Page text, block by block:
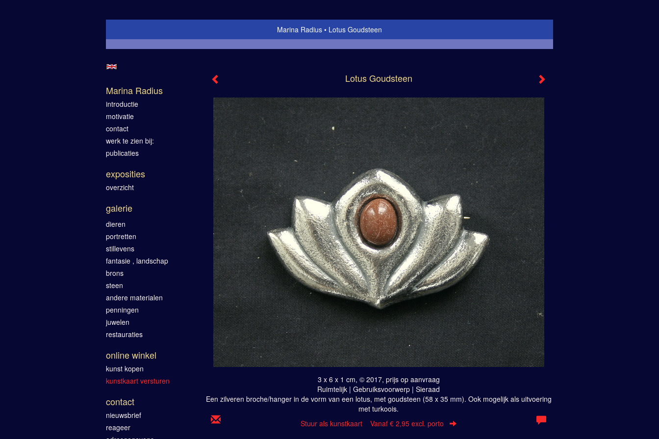
Marina Radius Lotus Goudsteen
Lotus Goudsteen
3 x 6 x 1 cm, © 2017, prijs op aanvraag
Ruimtelijk | Gebruiksvoorwerp | Sieraad
Een zilveren broche/hanger in de vorm van een lotus, met goudsteen (58 x 35 mm). Ook mogelijk als uitvoering
met turkoois.
Stuur als kunstkaart Vanaf € 2,95 excl. porto
Marina Radius
introductie
motivatie
contact
werk te zien bij:
publicaties
exposities
overzicht
galerie
dieren
portretten
stillevens
fantasie , landschap
brons
steen
andere materialen
penningen
juwelen
restauraties
online winkel
kunst kopen
kunstkaart versturen
contact
nieuwsbrief
reageer